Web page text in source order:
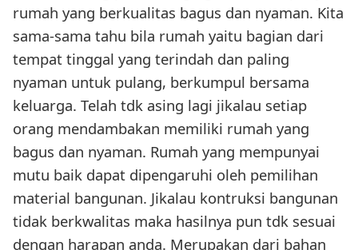
rumah yang berkualitas bagus dan nyaman. Kita
sama-sama tahu bila rumah yaitu bagian dari
tempat tinggal yang terindah dan paling
nyaman untuk pulang, berkumpul bersama
keluarga. Telah tdk asing lagi jikalau setiap
orang mendambakan memiliki rumah yang
bagus dan nyaman. Rumah yang mempunyai
mutu baik dapat dipengaruhi oleh pemilihan
material bangunan. Jikalau kontruksi bangunan
tidak berkwalitas maka hasilnya pun tdk sesuai
dengan harapan anda. Merupakan dari bahan